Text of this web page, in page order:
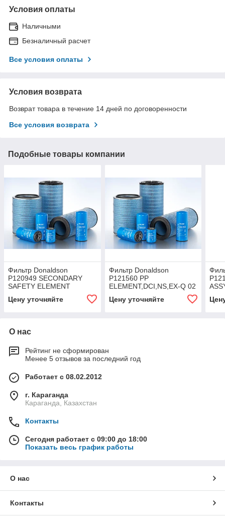
Условия оплаты
Наличными
Безналичный расчет
Все условия оплаты
Условия возврата
Возврат товара в течение 14 дней по договоренности
Все условия возврата
Подобные товары компании
Фильтр Donaldson
P120949 SECONDARY
SAFETY ELEMENT
Цену уточняйте
Фильтр Donaldson
P121560 PP
ELEMENT,DCI,NS,EX-Q 02
Цену уточняйте
О нас
Рейтинг не сформирован
Менее 5 отзывов за последний год
Работает с 08.02.2012
г. Караганда
Караганда, Казахстан
Контакты
Сегодня работает с 09:00 до 18:00
Показать весь график работы
О нас
Контакты